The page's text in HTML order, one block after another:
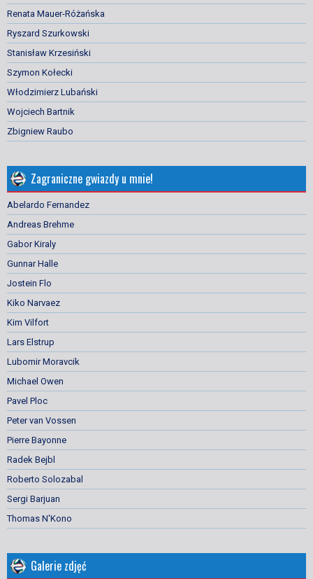
Renata Mauer-Różańska
Ryszard Szurkowski
Stanisław Krzesiński
Szymon Kołecki
Włodzimierz Lubański
Wojciech Bartnik
Zbigniew Raubo
Zagraniczne gwiazdy u mnie!
Abelardo Fernandez
Andreas Brehme
Gabor Kiraly
Gunnar Halle
Jostein Flo
Kiko Narvaez
Kim Vilfort
Lars Elstrup
Lubomir Moravcik
Michael Owen
Pavel Ploc
Peter van Vossen
Pierre Bayonne
Radek Bejbl
Roberto Solozabal
Sergi Barjuan
Thomas N'Kono
Galerie zdjęć